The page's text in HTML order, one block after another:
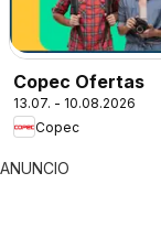
Copec Ofertas
13.07. - 10.08.2026
Copec
ANUNCIO